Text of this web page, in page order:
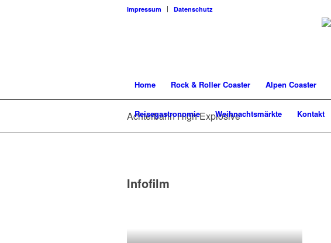
Impressum Datenschutz
Home Rock & Roller Coaster Alpen Coaster
Reisegastronomie Weihnachtsmärkte Kontakt
Achterbahn High Explosive
Infofilm